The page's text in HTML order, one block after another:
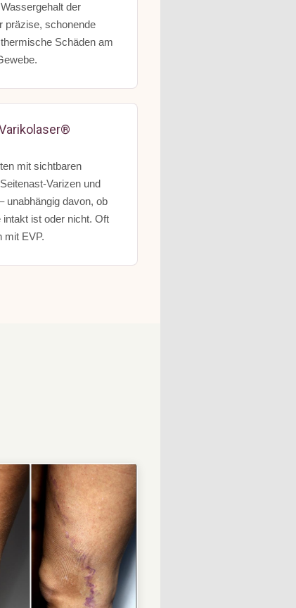
der
präzise, schonende
Schäden am
mit sichtbaren
Varizen und
unabhängig davon, ob
intakt ist oder nicht. Oft
mit EVP.